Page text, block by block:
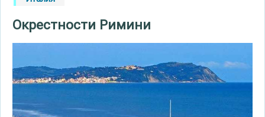
Окрестности Римини